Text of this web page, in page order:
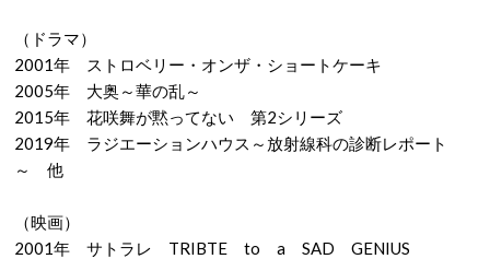
（ドラマ）
2001年 ストロベリー・オンザ・ショートケーキ
2005年 大奥～華の乱～
2015年 花咲舞が黙ってない 第2シリーズ
2019年 ラジエーションハウス～放射線科の診断レポート
～ 他
（映画）
2001年 サトラレ TRIBTE to a SAD GENIUS